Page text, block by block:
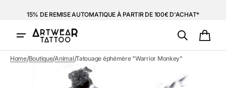
15% DE REMISE AUTOMATIQUE À PARTIR DE 100€ D'ACHAT*
Home/Boutique/Animal/Tatouage éphémère "Warrior Monkey"